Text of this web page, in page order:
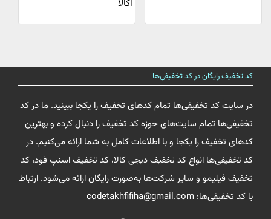
اکالا
کد تخفیف رایگان در کد تخفیفی‌ها
در سایت کد تخفیفی‌ها تمام کدهای تخفیف را یکجا ببینید. ما در کد
تخفیفی‌ها تمام سایت‌های حوزه کد تخفیف را دنبال کرده و بهترین
کدهای تخفیف را یکجا و با اطلاعات کامل به شما ارائه می‌کنیم. در
کد تخفیفی‌ها انواع کد تخفیف دیجی کالا، کد تخفیف اسنپ فود، کد
تخفیف فیلیمو و سایر شرکت‌ها به‌صورت رایگان ارائه می‌شود. ارتباط
با کد تخفیفی‌ها: codetakhfifiha@gmail.com